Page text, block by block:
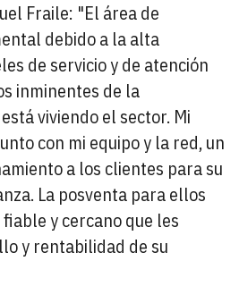
Fraile: "El área de
debido a la alta
de servicio y de atención
inminentes de la
viviendo el sector. Mi
con mi equipo y la red, un
a los clientes para su
La posventa para ellos
y cercano que les
y rentabilidad de su